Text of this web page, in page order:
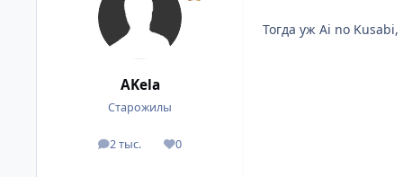
AKela
Старожилы
2 тыс.
посты 0
Репутация
Тогда уж Ai no